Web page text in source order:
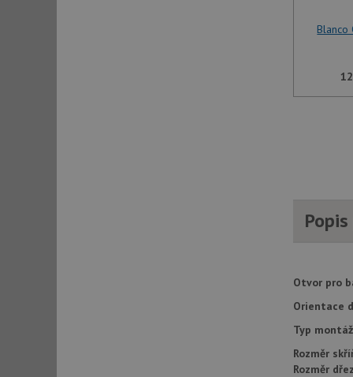
Blanco
Otvor pro
Orientace
Typ
Rozměr
Rozměr
Nezbytně nutné
stránky nelze bez
CookieScriptConsent
AUTORIZACE